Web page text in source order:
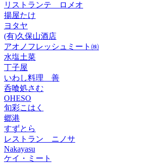
リストランテ ロメオ
揚屋たけ
ヨタヤ
(有)久保山酒店
アオノフレッシュミート㈱
水塩土菜
丁子屋
いわし料理 善
呑喰処さむ
OHESO
旬彩こはく
郷港
すずとら
レストラン ニノサ
Nakayasu
ケイ・ミート